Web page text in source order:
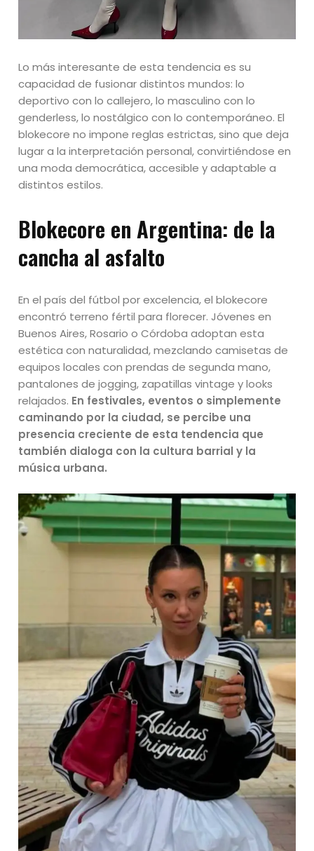
Lo más interesante de esta tendencia es su
capacidad de fusionar distintos mundos: lo
deportivo con lo callejero, lo masculino con lo
genderless, lo nostálgico con lo contemporáneo. El
blokecore no impone reglas estrictas, sino que deja
lugar a la interpretación personal, convirtiéndose en
una moda democrática, accesible y adaptable a
distintos estilos.
Blokecore en Argentina: de la
cancha al asfalto
En el país del fútbol por excelencia, el blokecore
encontró terreno fértil para florecer. Jóvenes en
Buenos Aires, Rosario o Córdoba adoptan esta
estética con naturalidad, mezclando camisetas de
equipos locales con prendas de segunda mano,
pantalones de jogging, zapatillas vintage y looks
relajados. En festivales, eventos o simplemente
caminando por la ciudad, se percibe una
presencia creciente de esta tendencia que
también dialoga con la cultura barrial y la
música urbana.